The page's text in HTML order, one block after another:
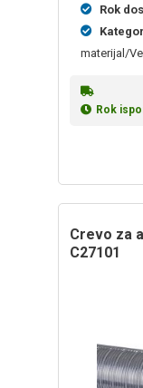
Rok
materijal/
Rok
Crevo za aspirator texoflex AL 100 1.5
C27101